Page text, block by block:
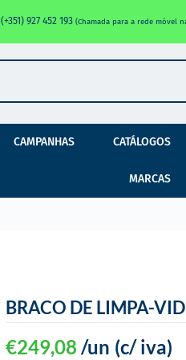
(+351) 927 452 193 (Chamada para a rede móvel
CAMPANHAS CATÁLOGOS
MARCAS
BRACO DE LIMPA-
€249,08 (c/ iva)
/un